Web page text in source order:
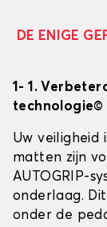
DE ENIGE
1- 1.
technologie©
Uw veiligheid
matten zijn
AUTOGRIP-
onderlaag.
onder de